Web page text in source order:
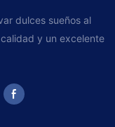
dulces sueños al
y un excelente